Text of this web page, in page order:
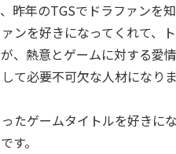
昨年のTGSでドラファンを
ンを好きになってくれて、
、熱意とゲームに対する愛
て必要不可欠な人材になりま
たゲームタイトルを好きに
す。